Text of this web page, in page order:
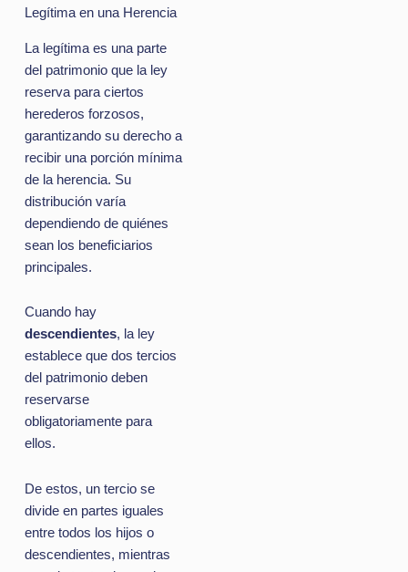
Legítima en una Herencia
La legítima es una parte
del patrimonio que la ley
reserva para ciertos
herederos forzosos,
garantizando su derecho a
recibir una porción mínima
de la herencia. Su
distribución varía
dependiendo de quiénes
sean los beneficiarios
principales.
Cuando hay
descendientes, la ley
establece que dos tercios
del patrimonio deben
reservarse
obligatoriamente para
ellos.
De estos, un tercio se
divide en partes iguales
entre todos los hijos o
descendientes, mientras